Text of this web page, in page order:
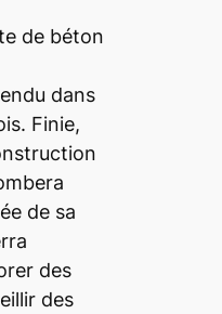
de béton
dans
Finie,
de sa
des
des